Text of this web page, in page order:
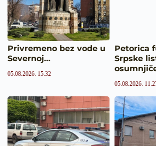
Privremeno bez vode u
Severnoj…
05.08.2026. 15:32
Petorica
Srpske
05.08.2026.